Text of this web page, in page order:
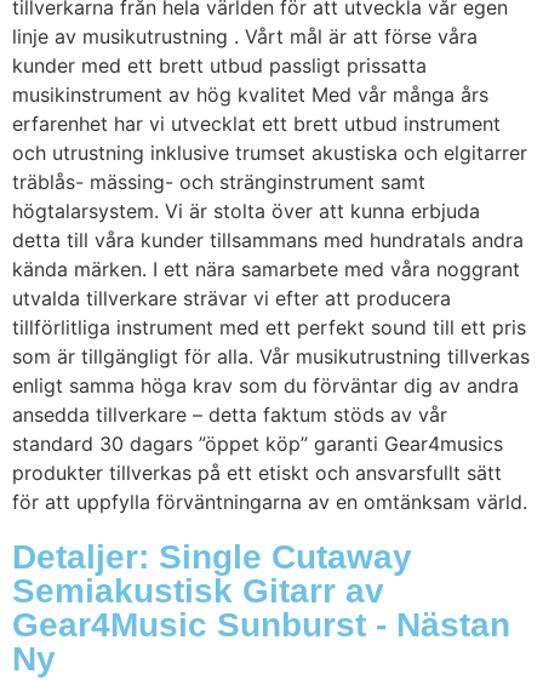
tillverkarna från hela världen för att utveckla vår egen
linje av musikutrustning . Vårt mål är att förse våra
kunder med ett brett utbud passligt prissatta
musikinstrument av hög kvalitet Med vår många års
erfarenhet har vi utvecklat ett brett utbud instrument
och utrustning inklusive trumset akustiska och elgitarrer
träblås- mässing- och stränginstrument samt
högtalarsystem. Vi är stolta över att kunna erbjuda
detta till våra kunder tillsammans med hundratals andra
kända märken. I ett nära samarbete med våra noggrant
utvalda tillverkare strävar vi efter att producera
tillförlitliga instrument med ett perfekt sound till ett pris
som är tillgängligt för alla. Vår musikutrustning tillverkas
enligt samma höga krav som du förväntar dig av andra
ansedda tillverkare – detta faktum stöds av vår
standard 30 dagars ”öppet köp” garanti Gear4musics
produkter tillverkas på ett etiskt och ansvarsfullt sätt
för att uppfylla förväntningarna av en omtänksam värld.
Detaljer: Single Cutaway
Semiakustisk Gitarr av
Gear4Music Sunburst - Nästan
Ny